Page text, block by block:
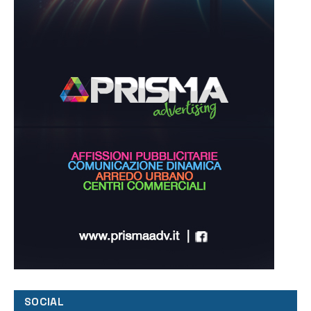
SOCIAL